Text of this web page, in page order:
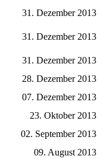
31. Dezember 2013
31. Dezember 2013
31. Dezember 2013
28. Dezember 2013
07. Dezember 2013
23. Oktober 2013
02. September 2013
09. August 2013